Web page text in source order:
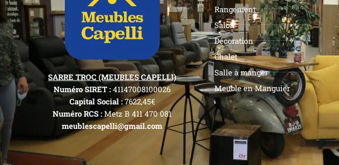
SARRE TROC (MEUBLES CAPELLI)
Numéro SIRET : 41147008100026
Capital Social :7622,45€
Numéro RCS :Metz B 411 470 081
meublescapelli@gmail.com
Rangement
Salon
Décoration
Chalet
Salle à manger
Meuble en Manguier